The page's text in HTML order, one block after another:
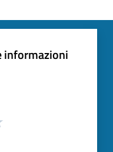
informazioni